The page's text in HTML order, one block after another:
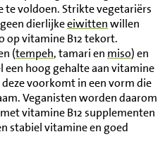
te voldoen. Strikte vegetariërs
dierlijkeeiwittenwillen
op vitamine B12 tekort.
(tempeh, tamari en miso) en
hoog gehalte aan vitamine
voorkomt in een vorm die
Veganisten worden daarom
vitamine B12 supplementen
stabiel vitamine en goed